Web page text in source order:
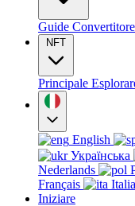
Guide Convertitore
NFT
Principale
English
Українська
Nederlands
Français
Iniziare